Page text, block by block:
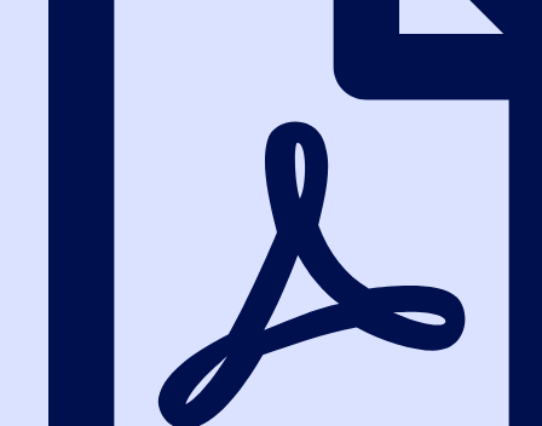
отчеты в ЕИС. В материале — алгоритм действий и сроки
Контроль и обжалование
Контроль закупок по 223-ФЗ осуществляет ФАС через
жалобы и проверки. Разбор практики ФАС и алгоритм
обжалования для участников в 2026...